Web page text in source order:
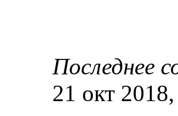
Последнее
21 окт